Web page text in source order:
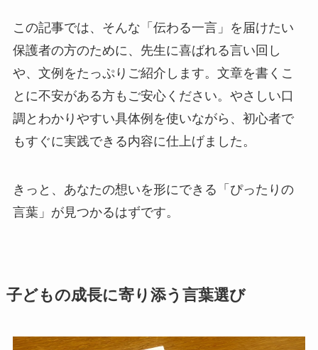
この記事では、そんな「伝わる一言」を届けたい
保護者の方のために、先生に喜ばれる言い回し
や、文例をたっぷりご紹介します。文章を書くこ
とに不安がある方もご安心ください。やさしい口
調とわかりやすい具体例を使いながら、初心者で
もすぐに実践できる内容に仕上げました。
きっと、あなたの想いを形にできる「ぴったりの
言葉」が見つかるはずです。
子どもの成長に寄り添う言葉選び